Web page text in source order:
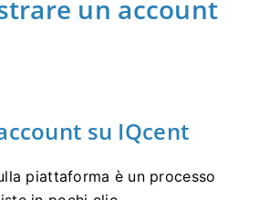
un account
su IQcent
piattaforma è un processo